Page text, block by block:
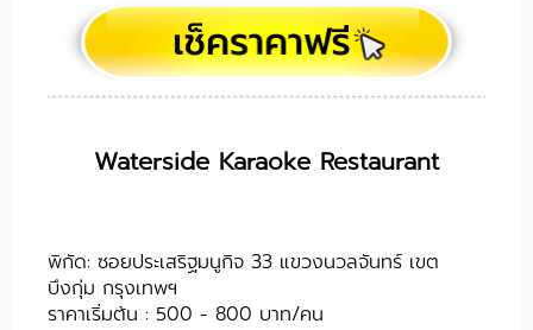
Waterside Karaoke Restaurant
พิกัด: ซอยประเสริฐมนูกิจ 33 แขวงนวลจันทร์ เขต
บึงกุ่ม กรุงเทพฯ
ราคาเริ่มต้น : 500 - 800 บาท/คน